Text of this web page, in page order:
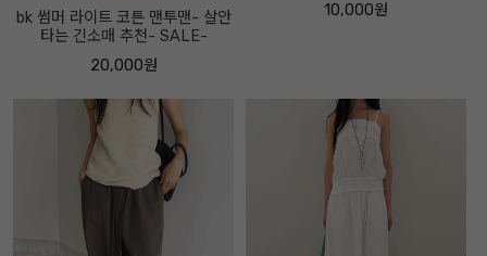
bk 썸머 라이트 코튼 맨투맨- 살안
타는 긴소매 추천- SALE-
20,000원
10,000원